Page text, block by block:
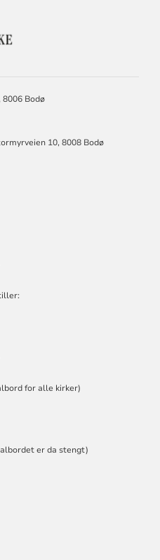
Bodø
10, 8008 Bodø
for alle kirker)
er da stengt)